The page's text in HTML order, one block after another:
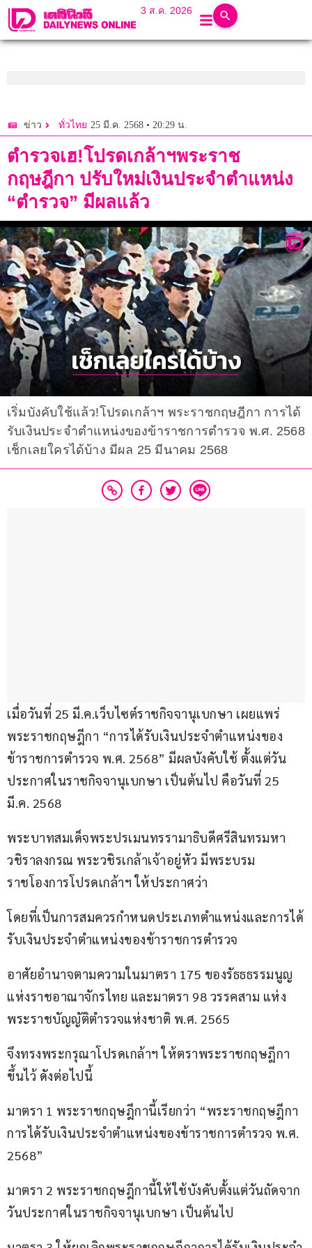
3 ส.ค. 2026
ข่าว ทั่วไทย 25 มี.ค. 2568 • 20:29 น.
ตำรวจเฮ!โปรดเกล้าฯพระราช
กฤษฎีกา ปรับใหม่เงินประจำตำแหน่ง
“ตำรวจ” มีผลแล้ว
เริ่มบังคับใช้แล้ว!โปรดเกล้าฯ พระราชกฤษฎีกา การได้
รับเงินประจำตำแหน่งของข้าราชการตำรวจ พ.ศ. 2568
เช็กเลยใครได้บ้าง มีผล 25 มีนาคม 2568
เมื่อวันที่ 25 มี.ค.เว็บไซต์ราชกิจจานุเบกษา เผยแพร่
พระราชกฤษฎีกา “การได้รับเงินประจำตำแหน่งของ
ข้าราชการตำรวจ พ.ศ. 2568” มีผลบังคับใช้ ตั้งแต่วัน
ประกาศในราชกิจจานุเบกษา เป็นต้นไป คือวันที่ 25
มี.ค. 2568
พระบาทสมเด็จพระปรเมนทรรามาธิบดีศรีสินทรมหา
วชิราลงกรณ พระวชิรเกล้าเจ้าอยู่หัว มีพระบรม
ราชโองการโปรดเกล้าฯ ให้ประกาศว่า
โดยที่เป็นการสมควรกำหนดประเภทตำแหน่งและการได้
รับเงินประจำตำแหน่งของข้าราชการตำรวจ
อาศัยอำนาจตามความในมาตรา 175 ของรัธธธรรมนูญ
แห่งราชอาณาจักรไทย และมาตรา 98 วรรคสาม แห่ง
พระราชบัญญัติตำรวจแห่งชาติ พ.ศ. 2565
จึงทรงพระกรุณาโปรดเกล้าฯ ให้ตราพระราชกฤษฎีกา
ขึ้นไว้ ดังต่อไปนี้
มาตรา 1 พระราชกฤษฎีกานี้เรียกว่า “พระราชกฤษฎีกา
การได้รับเงินประจำตำแหน่งของข้าราชการตำรวจ พ.ศ.
2568”
มาตรา 2 พระราชกฤษฎีกานี้ให้ใช้บังคับตั้งแต่วันถัดจาก
วันประกาศในราชกิจจานุเบกษา เป็นต้นไป